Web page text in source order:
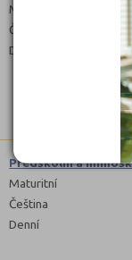
Maturitní
Čeština
Denní, Dálkové
Předškolní a
Maturitní
Čeština
Denní